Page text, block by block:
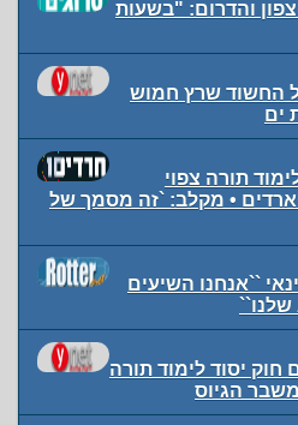
והדרום: "בשעות
החשוד שרץ חמוש
ים
תורה צפוי
• מקלב: `זה מסמך של
``אנחנו השיעים
יסוד לימוד תורה
הגיוס